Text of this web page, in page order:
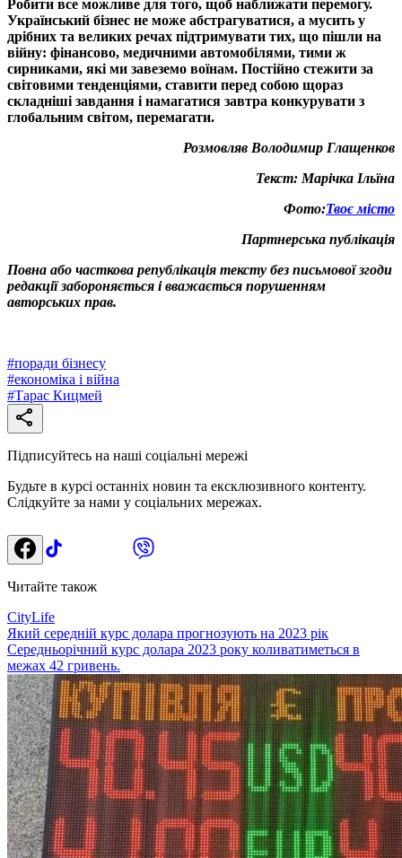
Робити все можливе для того, щоб наближати перемогу.
Український бізнес не може абстрагуватися, а мусить у
дрібних та великих речах підтримувати тих, що пішли на
війну: фінансово, медичними автомобілями, тими ж
сирниками, які ми завеземо воїнам. Постійно стежити за
світовими тенденціями, ставити перед собою щораз
складніші завдання і намагатися завтра конкурувати з
глобальним світом, перемагати.
Розмовляв Володимир Глащенков
Текст: Марічка Ільїна
Фото:Твоє місто
Партнерська публікація
Повна або часткова републікація тексту без письмової згоди
редакції забороняється і вважається порушенням
авторських прав.
#поради бізнесу
#економіка і війна
#Тарас Кицмей
Підписуйтесь на наші соціальні мережі
Будьте в курсі останніх новин та ексклюзивного контенту.
Слідкуйте за нами у соціальних мережах.
Читайте також
CityLife
Який середній курс долара прогнозують на 2023 рік
Середньорічний курс долара 2023 року коливатиметься в
межах 42 гривень.